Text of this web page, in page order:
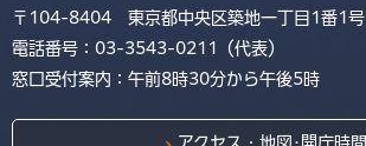
〒104-8404 東京都中央区築地一丁目1番1号
電話番号：03-3543-0211（代表）
窓口受付案内：午前8時30分から午後5時
アクセス・地図･開庁時間